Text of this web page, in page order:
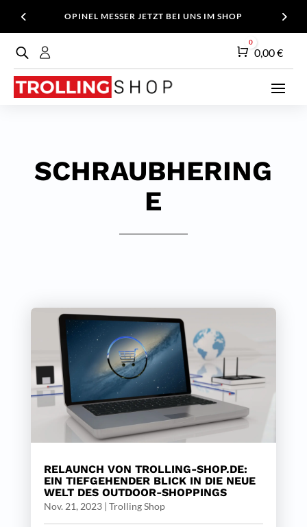
OPINEL MESSER JETZT BEI UNS IM SHOP
Warenkorb
0
0,00€
SCHRAUBHERING
E
RELAUNCH VON TROLLING-SHOP.DE:
EIN TIEFGEHENDER BLICK IN DIE NEUE
WELT DES OUTDOOR-SHOPPINGS
Nov. 21, 2023| Trolling Shop